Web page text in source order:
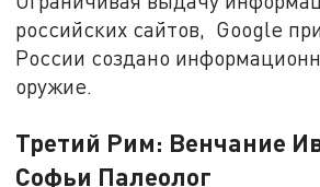
российских сайтов, Google
России создано
оружие.
Третий Рим: Венчание
Софьи Палеолог